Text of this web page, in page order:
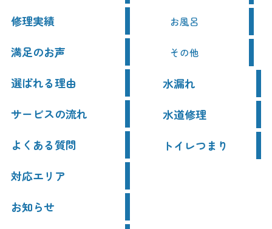
修理実績
満足のお声
選ばれる理由
サービスの流れ
よくある質問
対応エリア
お知らせ
お風呂
その他
水漏れ
水道修理
トイレつまり